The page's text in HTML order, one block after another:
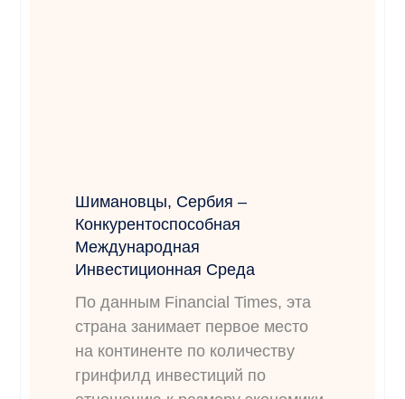
Шимановцы, Сербия –
Конкурентоспособная
Международная
Инвестиционная Среда
По данным Financial Times, эта
страна занимает первое место
на континенте по количеству
гринфилд инвестиций по